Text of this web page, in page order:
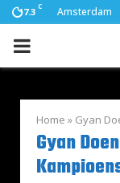
17.3 C Amsterdam
PRIMARY
Home » Gyan
Gyan